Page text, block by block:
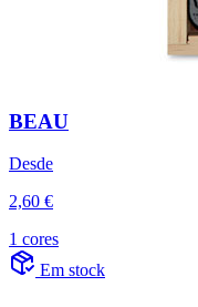
BEAU
Desde
2,60 €
1 cores
Em stock